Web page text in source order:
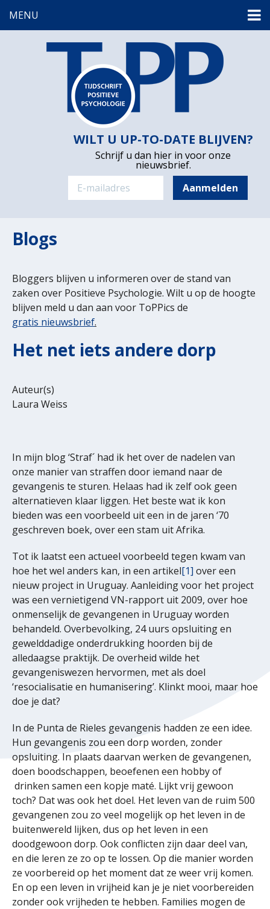
MENU
WILT U UP-TO-DATE BLIJVEN?
Schrijf u dan hier in voor onze
nieuwsbrief.
Blogs
Bloggers blijven u informeren over de stand van
zaken over Positieve Psychologie. Wilt u op de hoogte
blijven meld u dan aan voor ToPPics de
gratis nieuwsbrief.
Het net iets andere dorp
Auteur(s)
Laura Weiss
In mijn blog ‘Straf´ had ik het over de nadelen van
onze manier van straffen door iemand naar de
gevangenis te sturen. Helaas had ik zelf ook geen
alternatieven klaar liggen. Het beste wat ik kon
bieden was een voorbeeld uit een in de jaren ‘70
geschreven boek, over een stam uit Afrika.
Tot ik laatst een actueel voorbeeld tegen kwam van
hoe het wel anders kan, in een artikel[1] over een
nieuw project in Uruguay. Aanleiding voor het project
was een vernietigend VN-rapport uit 2009, over hoe
onmenselijk de gevangenen in Uruguay worden
behandeld. Overbevolking, 24 uurs opsluiting en
gewelddadige onderdrukking hoorden bij de
alledaagse praktijk. De overheid wilde het
gevangeniswezen hervormen, met als doel
‘resocialisatie en humanisering’. Klinkt mooi, maar hoe
doe je dat?
In de Punta de Rieles gevangenis hadden ze een idee.
Hun gevangenis zou een dorp worden, zonder
opsluiting. In plaats daarvan werken de gevangenen,
doen boodschappen, beoefenen een hobby of
drinken samen een kopje maté. Lijkt vrij gewoon
toch? Dat was ook het doel. Het leven van de ruim 500
gevangenen zou zo veel mogelijk op het leven in de
buitenwereld lijken, dus op het leven in een
doodgewoon dorp. Ook conflicten zijn daar deel van,
en die leren ze zo op te lossen. Op die manier worden
ze voorbereid op het moment dat ze weer vrij komen.
En op een leven in vrijheid kan je je niet voorbereiden
zonder ook vrijheden te hebben. Families mogen de